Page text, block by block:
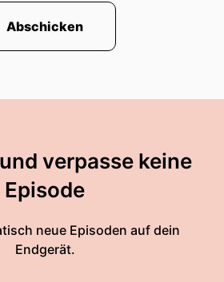
Abschicken
verpasse keine
Episode
neue Episoden auf dein
Endgerät.